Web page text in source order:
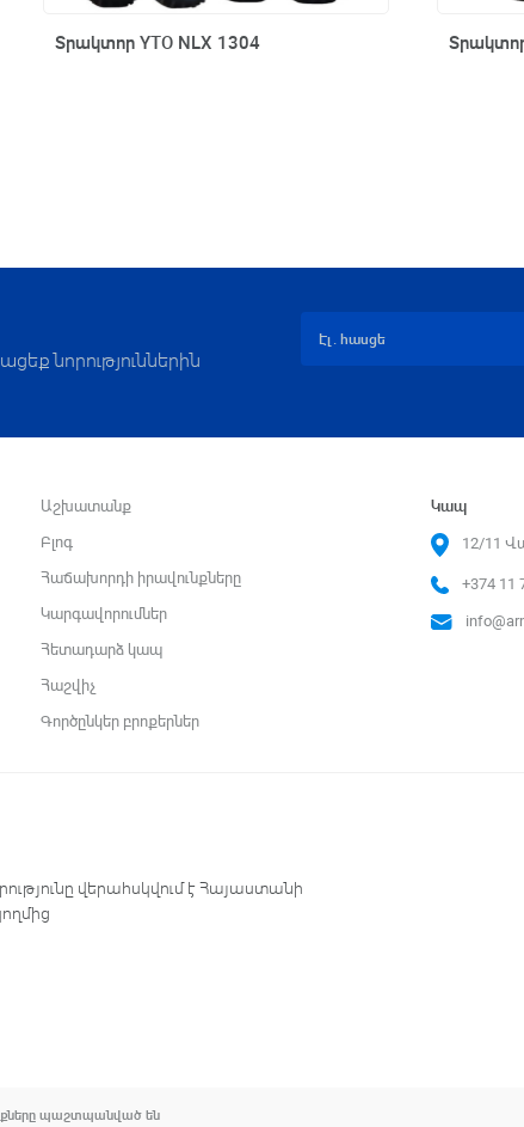
Արագ դիտում
Տրակտոր YTO NLX 1304
նորություններին
Աշխատանք
Բլոգ
Հաճախորդի իրավունքները
Կարգավորումներ
Հետադարձ կապ
Հաշվիչ
Գործընկեր բրոքերներ
Կապ
12/11
+374 11
վերահսկվում է Հայաստանի
պաշտպանված են